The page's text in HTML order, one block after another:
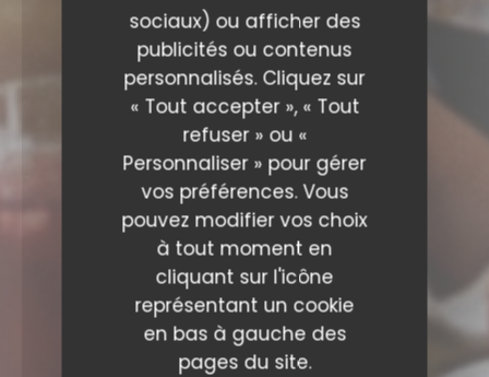
sociaux) ou afficher des
publicités ou contenus
personnalisés. Cliquez sur
« Tout accepter », « Tout
refuser » ou «
Personnaliser » pour gérer
vos préférences. Vous
pouvez modifier vos choix
à tout moment en
cliquant sur l'icône
représentant un cookie
en bas à gauche des
pages du site.